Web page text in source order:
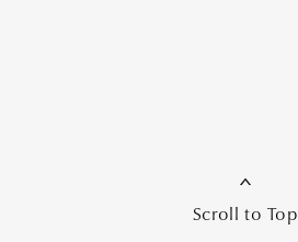
Scroll to Top